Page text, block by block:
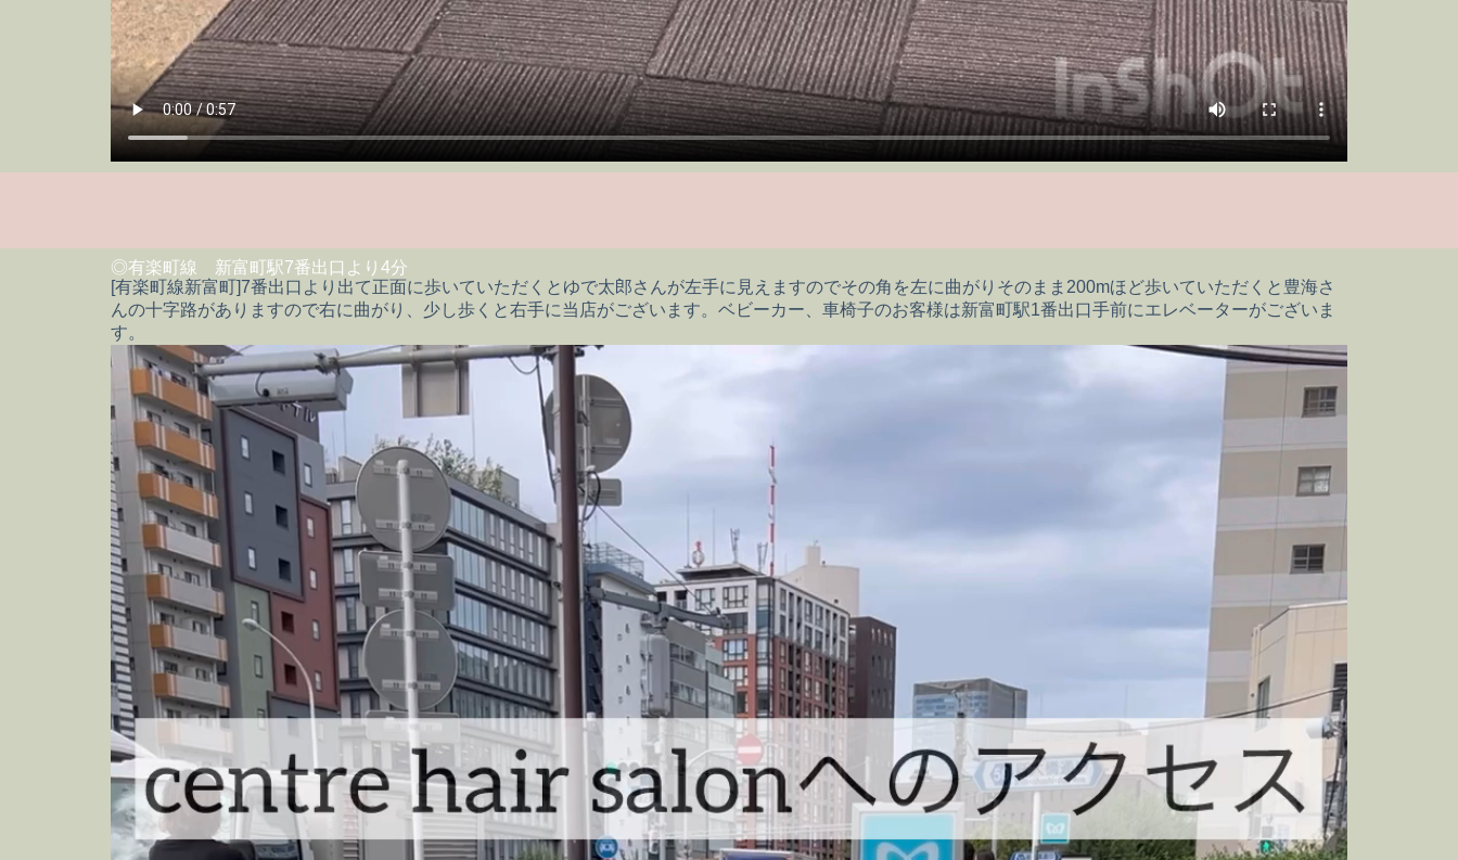
◎有楽町線 新富町駅7番出口より4分
[有楽町線新富町]7番出口より出て正面に歩いていただくとゆで太郎さんが左手に見えますのでその角を左に曲がりそのまま200mほど歩いていただくと豊海さ
んの十字路がありますので右に曲がり、少し歩くと右手に当店がございます。ベビーカー、車椅子のお客様は新富町駅1番出口手前にエレベーターがございま
す。